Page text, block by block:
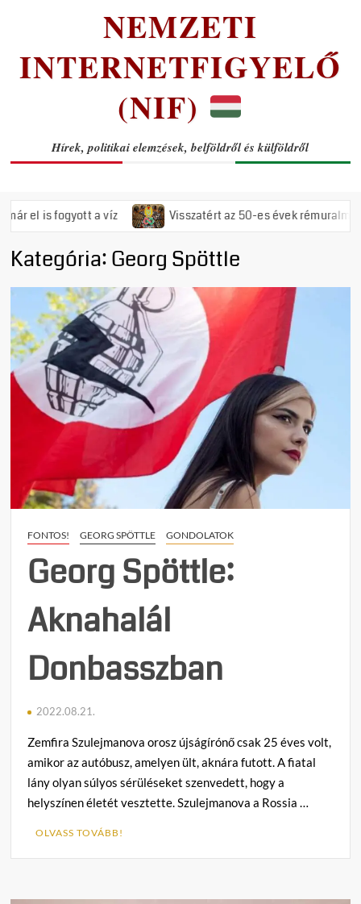
NEMZETI
INTERNETFIGYELŐ
(NIF)
Hírek, politikai elemzések, belföldről és külföldről
víz Visszatért az 50-es évek rémuralma: Megszavazta az
Kategória:Georg Spöttle
FONTOS! GEORG SPÖTTLE GONDOLATOK
Georg Spöttle:
Aknahalál
Donbasszban
2022.08.21.
Zemfira Szulejmanova orosz újságírónő csak 25 éves volt,
amikor az autóbusz, amelyen ült, aknára futott. A fiatal
lány olyan súlyos sérüléseket szenvedett, hogy a
helyszínen életét vesztette. Szulejmanova a Rossia …
OLVASS TOVÁBB!